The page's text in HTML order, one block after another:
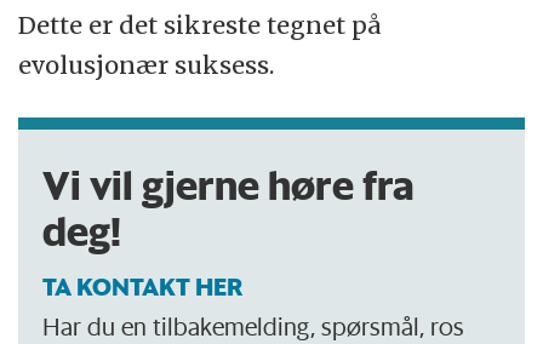
Dette er det sikreste tegnet på
evolusjonær suksess.
Vi vil gjerne høre fra
deg!
TA KONTAKT HER
Har du en tilbakemelding, spørsmål, ros